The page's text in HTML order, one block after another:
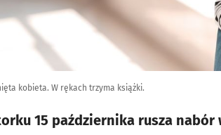
kobieta. W rękach trzyma książki.
15 października rusza